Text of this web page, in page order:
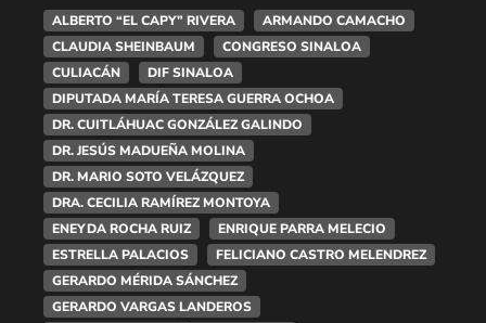
ALBERTO “EL CAPY” RIVERA
ARMANDO CAMACHO
CLAUDIA SHEINBAUM
CONGRESO SINALOA
CULIACÁN
DIF SINALOA
DIPUTADA MARÍA TERESA GUERRA OCHOA
DR. CUITLÁHUAC GONZÁLEZ GALINDO
DR. JESÚS MADUEÑA MOLINA
DR. MARIO SOTO VELÁZQUEZ
DRA. CECILIA RAMÍREZ MONTOYA
ENEYDA ROCHA RUIZ
ENRIQUE PARRA MELECIO
ESTRELLA PALACIOS
FELICIANO CASTRO MELENDREZ
GERARDO MÉRIDA SÁNCHEZ
GERARDO VARGAS LANDEROS